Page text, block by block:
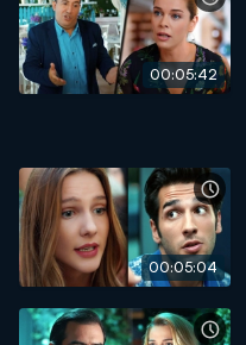
00:05:42
00:05:04